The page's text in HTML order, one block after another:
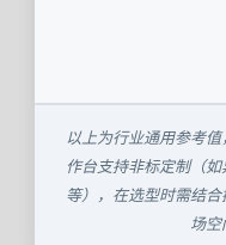
以上为行业通用参考
作台支持非标定制（
等），在选型时需结
场空